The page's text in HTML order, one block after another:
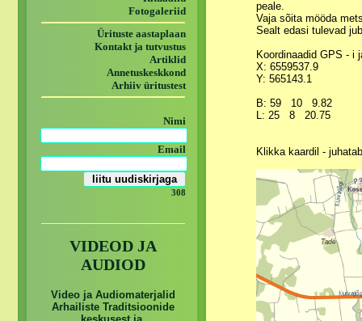
peale.
Vaja sõita mööda
Sealt edasi tulevad
Koordinaadid GPS - i
X: 6559537.9
Y: 565143.1
B: 59 10 9.82
L: 25 8 20.75
Klikka kaardil -
Fotogaleriid
Ürituste aastaplaan
Kontakt ja tutvustus
Artiklid
Annetuskeskkond
Arhiiv üritustest
Nimi
Email
308
VIDEOD JA
AUDIOD
Video ja Audiomaterjalid
Arhailiste Traditsioonide